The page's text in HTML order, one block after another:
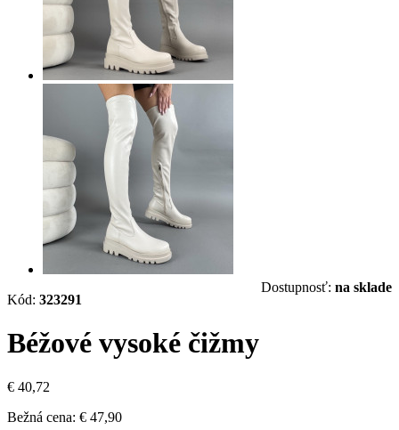
Kód: 323291
Dostupnosť: na sklade
Béžové vysoké čižmy
€ 40,72
Bežná cena: € 47,90